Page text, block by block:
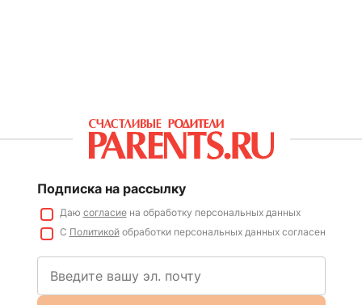
Подписка на рассылку
Даю согласиена обработку персональных данных
С Политикойобработки персональных данных согласен